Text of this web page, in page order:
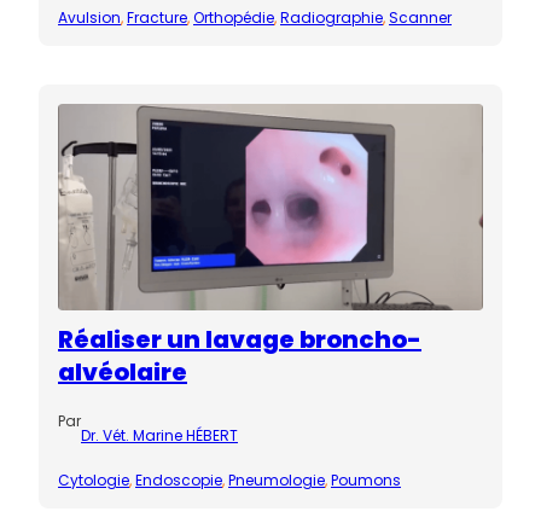
Avulsion, Fracture, Orthopédie, Radiographie, Scanner
Réaliser un lavage broncho-
alvéolaire
Par
Dr. Vét. Marine HÉBERT
Cytologie, Endoscopie, Pneumologie, Poumons